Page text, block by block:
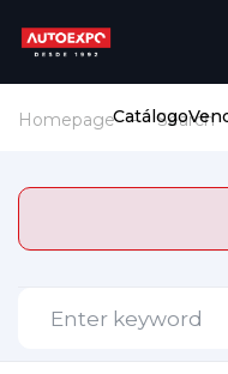
Catálogo
Homepage Search